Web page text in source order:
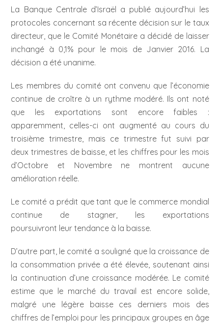
La Banque Centrale d’Israël a publié aujourd’hui les
protocoles concernant sa récente décision sur le taux
directeur, que le Comité Monétaire a décidé de laisser
inchangé à 0,1% pour le mois de Janvier 2016. La
décision a été unanime.
Les membres du comité ont convenu que l’économie
continue de croître à un rythme modéré. Ils ont noté
que les exportations sont encore faibles :
apparemment, celles-ci ont augmenté au cours du
troisième trimestre, mais ce trimestre fut suivi par
deux trimestres de baisse, et les chiffres pour les mois
d’Octobre et Novembre ne montrent aucune
amélioration réelle.
Le comité a prédit que tant que le commerce mondial
continue de stagner, les exportations
poursuivront leur tendance à la baisse.
D’autre part, le comité a souligné que la croissance de
la consommation privée a été élevée, soutenant ainsi
la continuation d’une croissance modérée. Le comité
estime que le marché du travail est encore solide,
malgré une légère baisse ces derniers mois des
chiffres de l’emploi pour les principaux groupes en âge